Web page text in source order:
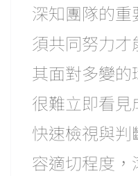
深知團隊的
須共同努力
其面對多變
很難立即看
快速檢視與
容適切程度